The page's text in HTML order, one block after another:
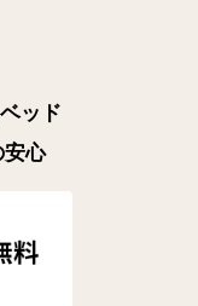
ッド
安心